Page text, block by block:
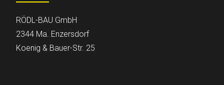
RÖDL-BAU GmbH
2344 Ma. Enzersdorf
Koenig & Bauer-Str. 25